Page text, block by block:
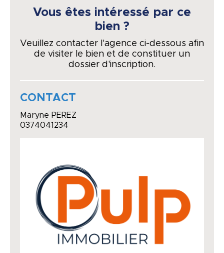
Vous êtes intéressé par ce
bien ?
Veuillez contacter l'agence ci-dessous afin
de visiter le bien et de constituer un
dossier d'inscription.
CONTACT
Maryne PEREZ
0374041234